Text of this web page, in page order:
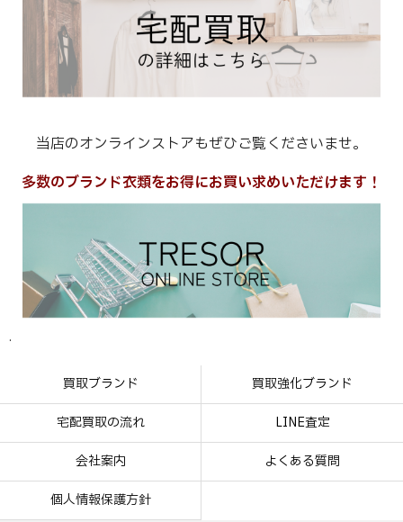
当店のオンラインストアもぜひご覧くださいませ。
多数のブランド衣類をお得にお買い求めいただけます！
.
買取ブランド 買取強化ブランド
宅配買取の流れ LINE査定
会社案内 よくある質問
個人情報保護方針